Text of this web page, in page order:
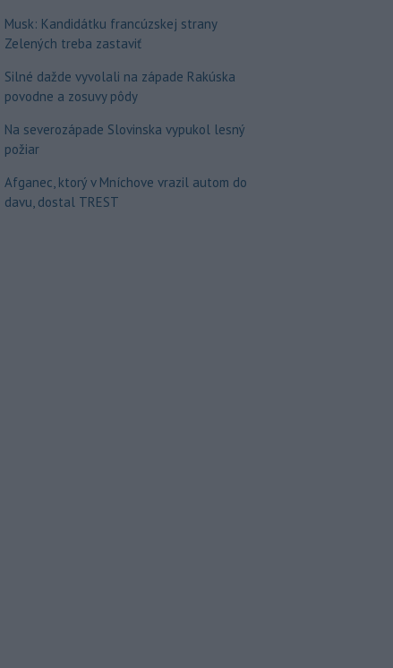
Musk: Kandidátku francúzskej strany
Zelených treba zastaviť
Silné dažde vyvolali na západe Rakúska
povodne a zosuvy pôdy
Na severozápade Slovinska vypukol lesný
požiar
Afganec, ktorý v Mníchove vrazil autom do
davu, dostal TREST